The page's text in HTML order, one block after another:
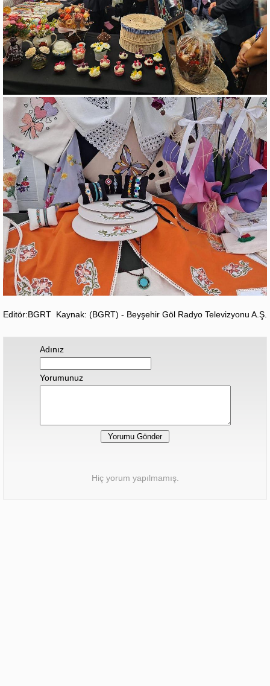
Editör:BGRT Kaynak: (BGRT) - Beyşehir Göl Radyo Televizyonu A.Ş.
Adınız
Yorumunuz
Hiç yorum yapılmamış.